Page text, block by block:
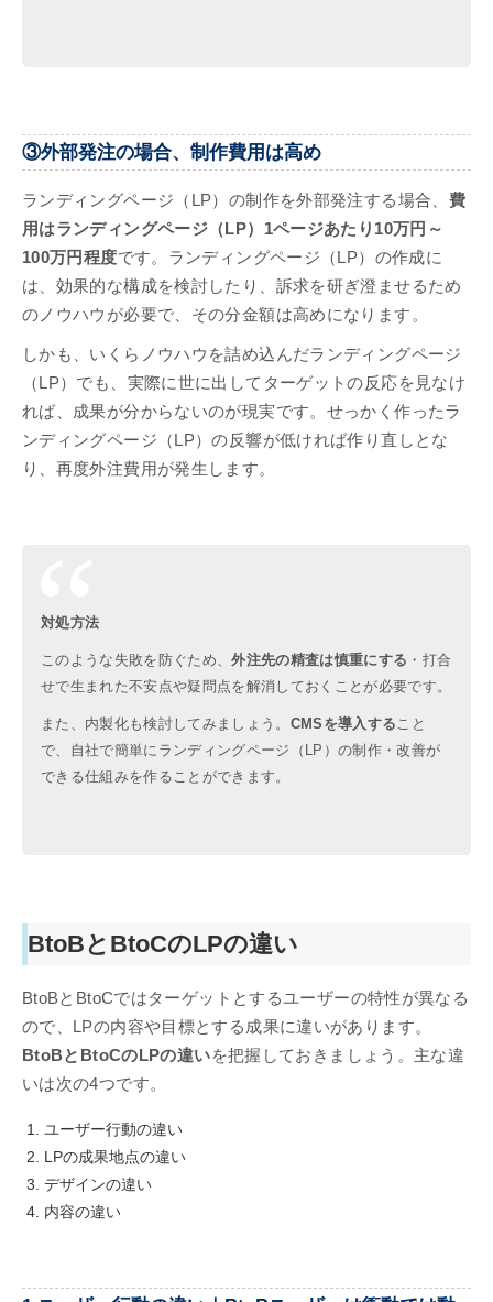
③外部発注の場合、制作費用は高め
ランディングページ（LP）の制作を外部発注する場合、 費
用はランディングページ（LP）1ページあたり10万円～
100万円程度です。ランディングページ（LP）の作成に
は、効果的な構成を検討したり、訴求を研ぎ澄ませるため
のノウハウが必要で、その分金額は高めになります。
しかも、いくらノウハウを詰め込んだランディングページ
（LP）でも、実際に世に出してターゲットの反応を見なけ
れば、成果が分からないのが現実です。せっかく作ったラ
ンディングページ（LP）の反響が低ければ作り直しとな
り、再度外注費用が発生します。
対処方法
このような失敗を防ぐため、外注先の精査は慎重にする ・打合
せで生まれた不安点や疑問点を解消しておくことが必要です。
また、内製化も検討してみましょう。 CMSを導入すること
で、自社で簡単にランディングページ（LP）の制作・改善が
できる仕組みを作ることができます。
BtoBとBtoCのLPの違い
BtoBとBtoCではターゲットとするユーザーの特性が異なる
ので、LPの内容や目標とする成果に違いがあります。
BtoBとBtoCのLPの違いを把握しておきましょう。主な違
いは次の4つです。
ユーザー行動の違い
LPの成果地点の違い
デザインの違い
内容の違い